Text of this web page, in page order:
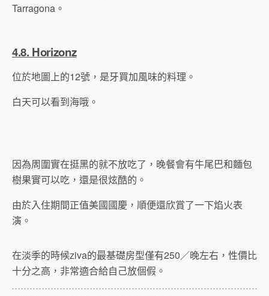
Tarragona。
4.8. Horizonz
位於地圖上的12號，是牙買加風味的料理。
白天可以看到海哦。
因為周圍實在挺黑的就不放吃了，晚餐會有牛尾巴和麵包
樹果實可以吃，還是很炫酷的。
由於入住期間正值美國國慶，順便還欣賞了一下焰火表
演。
在淡季的時候ziva的最基礎房型僅有250／晚左右，性價比
十分之高，非常適合給自己放個假。